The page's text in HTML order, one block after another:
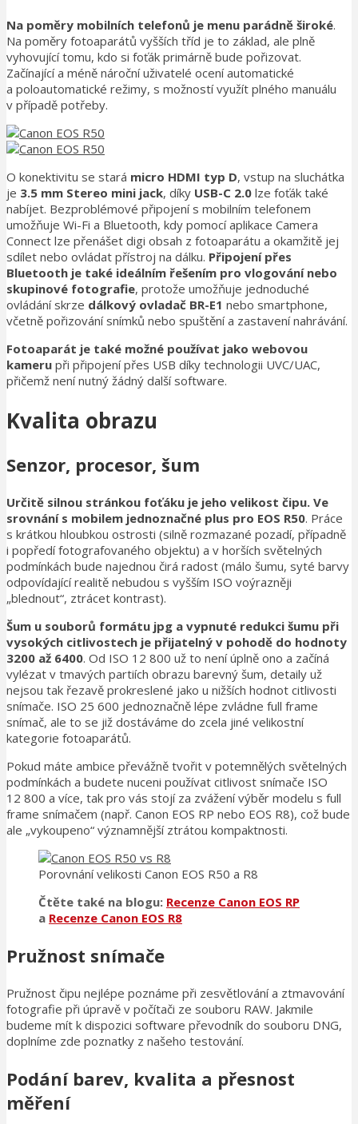
Na poměry mobilních telefonů je menu parádně široké.
Na poměry fotoaparátů vyšších tříd je to základ, ale plně
vyhovující tomu, kdo si foťák primárně bude pořizovat.
Začínající a méně nároční uživatelé ocení automatické
a poloautomatické režimy, s možností využít plného manuálu
v případě potřeby.
O konektivitu se stará micro HDMI typ D, vstup na sluchátka
je 3.5 mm Stereo mini jack, díky USB-C 2.0 lze foťák také
nabíjet. Bezproblémové připojení s mobilním telefonem
umožňuje Wi-Fi a Bluetooth, kdy pomocí aplikace Camera
Connect lze přenášet digi obsah z fotoaparátu a okamžitě jej
sdílet nebo ovládat přístroj na dálku. Připojení přes
Bluetooth je také ideálním řešením pro vlogování nebo
skupinové fotografie, protože umožňuje jednoduché
ovládání skrze dálkový ovladač BR-E1 nebo smartphone,
včetně pořizování snímků nebo spuštění a zastavení nahrávání.
Fotoaparát je také možné používat jako webovou
kameru při připojení přes USB díky technologii UVC/UAC,
přičemž není nutný žádný další software.
Kvalita obrazu
Senzor, procesor, šum
Určitě silnou stránkou foťáku je jeho velikost čipu. Ve
srovnání s mobilem jednoznačné plus pro EOS R50. Práce
s krátkou hloubkou ostrosti (silně rozmazané pozadí, případně
i popředí fotografovaného objektu) a v horších světelných
podmínkách bude najednou čirá radost (málo šumu, syté barvy
odpovídající realitě nebudou s vyšším ISO voýrazněji
„blednout“, ztrácet kontrast).
Šum u souborů formátu jpg a vypnuté redukci šumu při
vysokých citlivostech je přijatelný v pohodě do hodnoty
3200 až 6400. Od ISO 12 800 už to není úplně ono a začíná
vylézat v tmavých partiích obrazu barevný šum, detaily už
nejsou tak řezavě prokreslené jako u nižších hodnot citlivosti
snímače. ISO 25 600 jednoznačně lépe zvládne full frame
snímač, ale to se již dostáváme do zcela jiné velikostní
kategorie fotoaparátů.
Pokud máte ambice převážně tvořit v potemnělých světelných
podmínkách a budete nuceni používat citlivost snímače ISO
12 800 a více, tak pro vás stojí za zvážení výběr modelu s full
frame snímačem (např. Canon EOS RP nebo EOS R8), což bude
ale „vykoupeno“ významnější ztrátou kompaktnosti.
Porovnání velikosti Canon EOS R50 a R8
Čtěte také na blogu: Recenze Canon EOS RP
a Recenze Canon EOS R8
Pružnost snímače
Pružnost čipu nejlépe poznáme při zesvětlování a ztmavování
fotografie při úpravě v počítači ze souboru RAW. Jakmile
budeme mít k dispozici software převodník do souboru DNG,
doplníme zde poznatky z našeho testování.
Podání barev, kvalita a přesnost
měření